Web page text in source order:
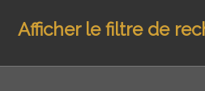
Afficher le filtre de